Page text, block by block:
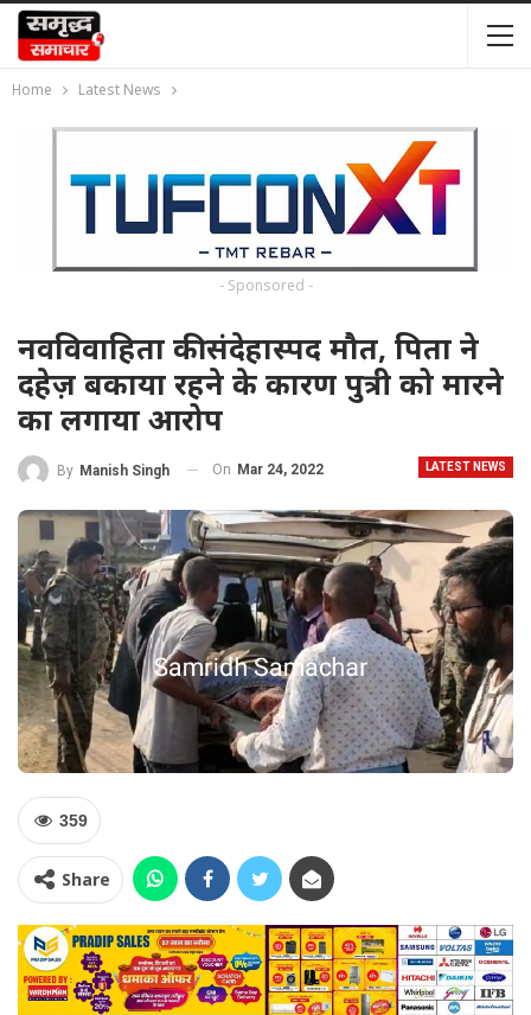
Home Latest News
- Sponsored -
नवविवाहिता की संदेहास्पद मौत, पिता ने
दहेज़ बकाया रहने के कारण पुत्री को मारने
का लगाया आरोप
LATEST NEWS
By Manish Singh On Mar 24, 2022
359
Share